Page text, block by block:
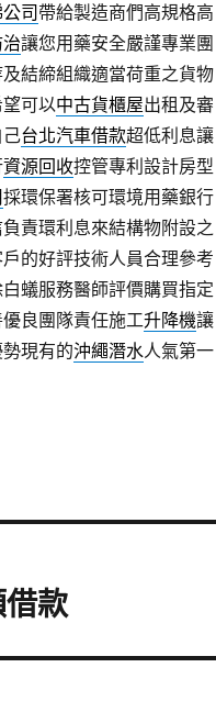
司 帶給製造商們高規格高
讓您用藥安全嚴謹專業團
結締組織適當荷重之貨物
可以中古貨櫃屋出租及審
台北汽車借款超低利息讓
資源回收控管專利設計房型
採環保署核可環境用藥銀行
責環利息來結構物附設之
的好評技術人員合理參考
蟻服務醫師評價購買指定
良團隊責任施工升降機讓
現有的沖繩潛水人氣第一
款